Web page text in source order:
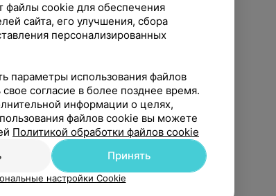
файлы cookie для обеспечения
сайта, его улучшения, сбора
персонализированных
параметры использования файлов
согласие в более позднее время.
информации о целях,
файлов cookie вы можете
Политикой обработки файлов cookie
Принять
настройки Cookie